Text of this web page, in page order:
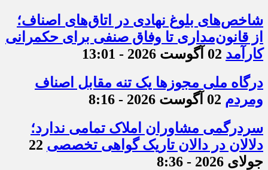
شاخص‌های بلوغ نهادی در اتاق‌های اصناف؛
از قانون‌مداری تا وفاق صنفی برای حکمرانی
کارآمد 02 آگوست 2026 - 13:01
درگاه ملی مجوزها یک تنه مقابل اصناف
ومردم 02 آگوست 2026 - 8:16
سردرگمی مشاوران املاک تمامی ندارد؛
دلالان در دالان تاریک گواهی تخصصی 22
جولای 2026 - 8:36